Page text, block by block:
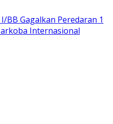
BB Gagalkan Peredaran 1
Internasional